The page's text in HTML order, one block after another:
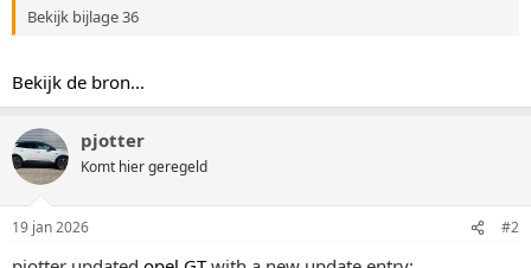
Bekijk bijlage 36
Bekijk de bron...
pjotter
Komt hier geregeld
19 jan 2026 #2